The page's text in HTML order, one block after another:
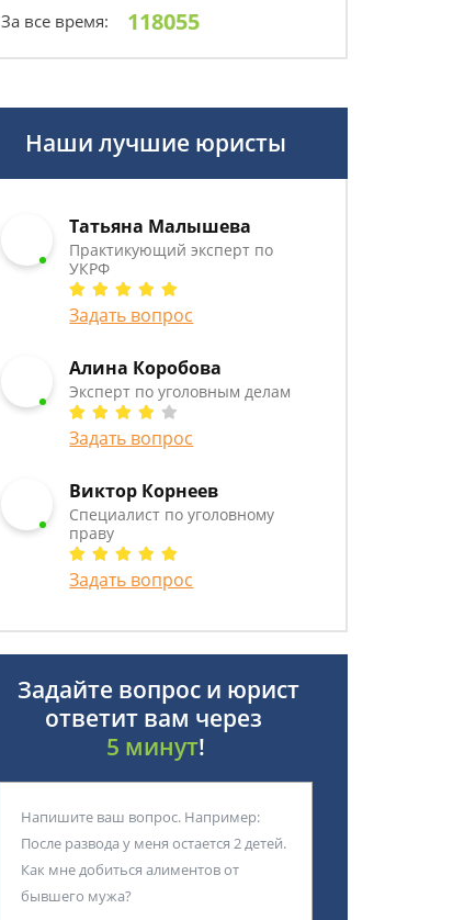
За все время: 118055
Наши лучшие юристы
Татьяна Малышева
Практикующий эксперт по
УКРФ
Задать вопрос
Алина Коробова
Эксперт по уголовным делам
Задать вопрос
Виктор Корнеев
Cпециалист по уголовному
праву
Задать вопрос
Задайте вопрос и юрист
ответит вам через
5 минут!